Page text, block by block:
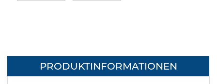
PRODUKTINFORMATIONEN